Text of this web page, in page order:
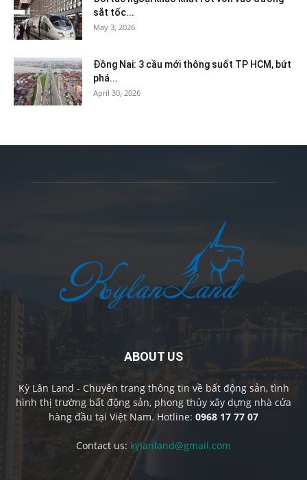
sắt tốc...
May 3, 2026
Đồng Nai: 3 cầu mới thông suốt TP HCM, bứt
phá...
April 30, 2026
ABOUT US
Kỳ Lân Land - Chuyên trang thông tin về bất động sản, tình
hình thị trường bất động sản, phong thủy xây dựng nhà cửa
hàng đầu tại Việt Nam. Hotline: 0968 17 77 07
Contact us: kylanland@gmail.com